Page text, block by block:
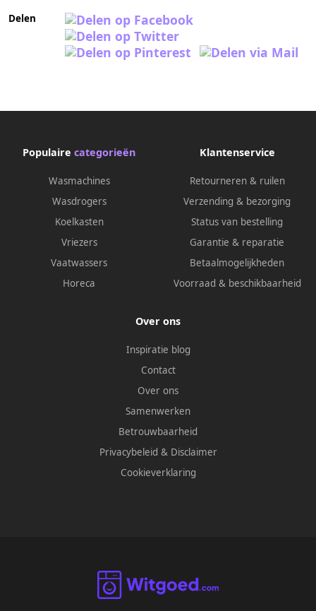
Delen
Populaire categorieën
Wasmachines
Wasdrogers
Koelkasten
Vriezers
Vaatwassers
Horeca
Klantenservice
Retourneren & ruilen
Verzending & bezorging
Status van bestelling
Garantie & reparatie
Betaalmogelijkheden
Voorraad & beschikbaarheid
Over ons
Inspiratie blog
Contact
Over ons
Samenwerken
Betrouwbaarheid
Privacybeleid & Disclaimer
Cookieverklaring